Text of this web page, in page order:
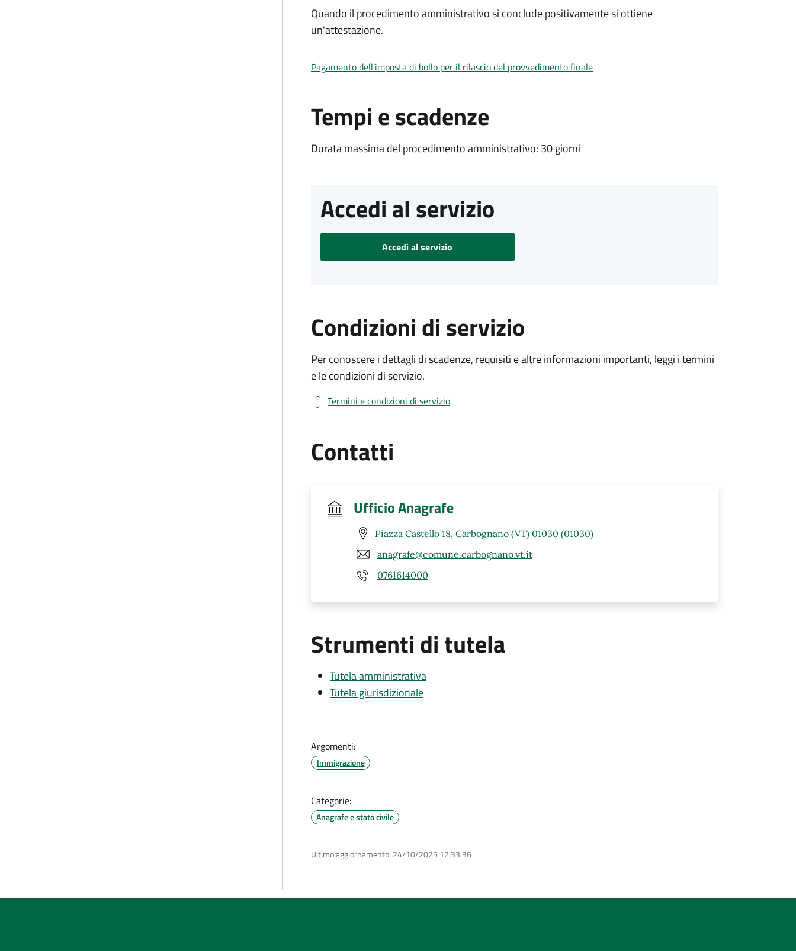
Quando il procedimento amministrativo si conclude positivamente si ottiene
un'attestazione.
Pagamento dell'imposta di bollo per il rilascio del provvedimento finale
Tempi e scadenze
Durata massima del procedimento amministrativo: 30 giorni
Accedi al servizio
Accedi al servizio
Condizioni di servizio
Per conoscere i dettagli di scadenze, requisiti e altre informazioni importanti, leggi i termini
e le condizioni di servizio.
Termini e condizioni di servizio
Contatti
Ufficio Anagrafe
Piazza Castello 18, Carbognano (VT) 01030 (01030)
anagrafe@comune.carbognano.vt.it
0761614000
Strumenti di tutela
Tutela amministrativa
Tutela giurisdizionale
Argomenti:
Immigrazione
Categorie:
Anagrafe e stato civile
Ultimo aggiornamento: 24/10/2025 12:33.36